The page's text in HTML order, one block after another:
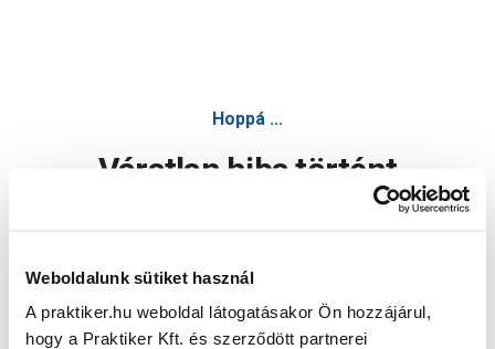
Weboldalunk sütiket használ
A praktiker.hu weboldal látogatásakor Ön hozzájárul,
hogy a Praktiker Kft. és szerződött partnerei
Hoppá ...
Váratlan hiba történt
Oldal újratöltése